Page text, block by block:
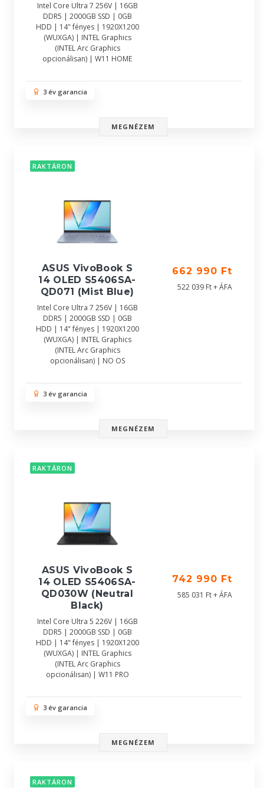
Intel Core Ultra 7 256V | 16GB
DDR5 | 2000GB SSD | 0GB
HDD | 14" fényes | 1920X1200
(WUXGA) | INTEL Graphics
(INTEL Arc Graphics
opcionálisan) | W11 HOME
3 év garancia
MEGNÉZEM
RAKTÁRON
ASUS VivoBook S
14 OLED S5406SA-
QD071 (Mist Blue)
Intel Core Ultra 7 256V | 16GB
DDR5 | 2000GB SSD | 0GB
HDD | 14" fényes | 1920X1200
(WUXGA) | INTEL Graphics
(INTEL Arc Graphics
opcionálisan) | NO OS
662 990 Ft
522 039 Ft + ÁFA
3 év garancia
MEGNÉZEM
RAKTÁRON
ASUS VivoBook S
14 OLED S5406SA-
QD030W (Neutral
Black)
Intel Core Ultra 5 226V | 16GB
DDR5 | 2000GB SSD | 0GB
HDD | 14" fényes | 1920X1200
(WUXGA) | INTEL Graphics
(INTEL Arc Graphics
opcionálisan) | W11 PRO
742 990 Ft
585 031 Ft + ÁFA
3 év garancia
MEGNÉZEM
RAKTÁRON